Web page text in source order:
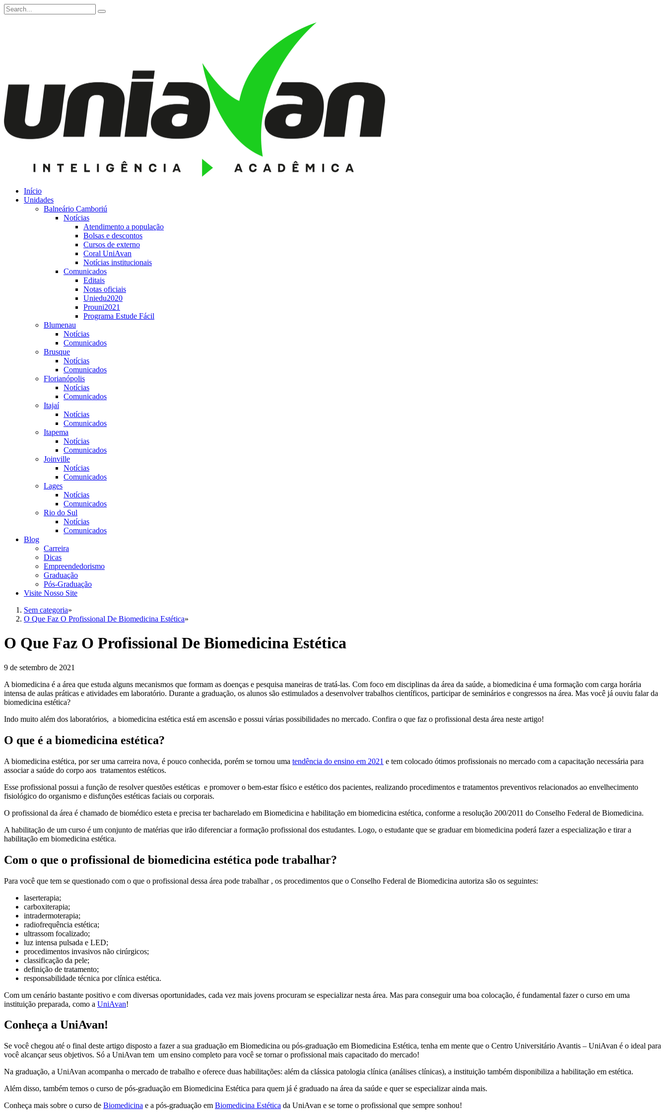
Início
Unidades
Balneário Camboriú
Notícias
Atendimento a população
Bolsas e descontos
Cursos de externo
Coral UniAvan
Notícias institucionais
Comunicados
Editais
Notas oficiais
Uniedu2020
Prouni2021
Programa Estude Fácil
Blumenau
Notícias
Comunicados
Brusque
Notícias
Comunicados
Florianópolis
Notícias
Comunicados
Itajaí
Notícias
Comunicados
Itapema
Notícias
Comunicados
Joinville
Notícias
Comunicados
Lages
Notícias
Comunicados
Rio do Sul
Notícias
Comunicados
Blog
Carreira
Dicas
Empreendedorismo
Graduação
Pós-Graduação
Visite Nosso Site
Sem categoria»
O Que Faz O Profissional De Biomedicina Estética»
O Que Faz O Profissional De Biomedicina Estética
9 de setembro de 2021
A biomedicina é a área que estuda alguns mecanismos que formam as doenças e pesquisa maneiras de tratá-las. Com foco em disciplinas da área da saúde, a biomedicina é uma formação com carga horária
intensa de aulas práticas e atividades em laboratório. Durante a graduação, os alunos são estimulados a desenvolver trabalhos científicos, participar de seminários e congressos na área. Mas você já ouviu falar da
biomedicina estética?
Indo muito além dos laboratórios, a biomedicina estética está em ascensão e possui várias possibilidades no mercado. Confira o que faz o profissional desta área neste artigo!
O que é a biomedicina estética?
A biomedicina estética, por ser uma carreira nova, é pouco conhecida, porém se tornou uma tendência do ensino em 2021 e tem colocado ótimos profissionais no mercado com a capacitação necessária para
associar a saúde do corpo aos tratamentos estéticos.
Esse profissional possui a função de resolver questões estéticas e promover o bem-estar físico e estético dos pacientes, realizando procedimentos e tratamentos preventivos relacionados ao envelhecimento
fisiológico do organismo e disfunções estéticas faciais ou corporais.
O profissional da área é chamado de biomédico esteta e precisa ter bacharelado em Biomedicina e habilitação em biomedicina estética, conforme a resolução 200/2011 do Conselho Federal de Biomedicina.
A habilitação de um curso é um conjunto de matérias que irão diferenciar a formação profissional dos estudantes. Logo, o estudante que se graduar em biomedicina poderá fazer a especialização e tirar a
habilitação em biomedicina estética.
Com o que o profissional de biomedicina estética pode trabalhar?
Para você que tem se questionado com o que o profissional dessa área pode trabalhar , os procedimentos que o Conselho Federal de Biomedicina autoriza são os seguintes:
laserterapia;
carboxiterapia;
intradermoterapia;
radiofrequência estética;
ultrassom focalizado;
luz intensa pulsada e LED;
procedimentos invasivos não cirúrgicos;
classificação da pele;
definição de tratamento;
responsabilidade técnica por clínica estética.
Com um cenário bastante positivo e com diversas oportunidades, cada vez mais jovens procuram se especializar nesta área. Mas para conseguir uma boa colocação, é fundamental fazer o curso em uma
instituição preparada, como a UniAvan!
Conheça a UniAvan!
Se você chegou até o final deste artigo disposto a fazer a sua graduação em Biomedicina ou pós-graduação em Biomedicina Estética, tenha em mente que o Centro Universitário Avantis – UniAvan é o ideal para
você alcançar seus objetivos. Só a UniAvan tem um ensino completo para você se tornar o profissional mais capacitado do mercado!
Na graduação, a UniAvan acompanha o mercado de trabalho e oferece duas habilitações: além da clássica patologia clínica (análises clínicas), a instituição também disponibiliza a habilitação em estética.
Além disso, também temos o curso de pós-graduação em Biomedicina Estética para quem já é graduado na área da saúde e quer se especializar ainda mais.
Conheça mais sobre o curso de Biomedicina e a pós-graduação em Biomedicina Estética da UniAvan e se torne o profissional que sempre sonhou!